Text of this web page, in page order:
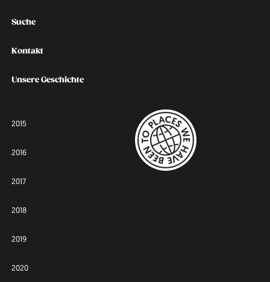
Suche
Kontakt
Unsere Geschichte
2015
2016
2017
2018
2019
2020